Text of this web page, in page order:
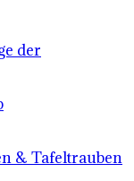
der
& Tafeltrauben